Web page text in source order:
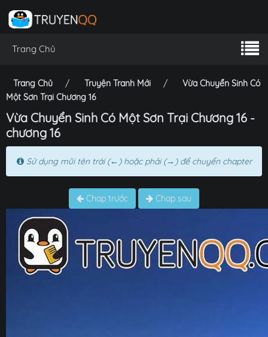
Trang Chủ
Trang Chủ Truyện Tranh Mới
Vừa Chuyển Sinh Có
Một Sơn Trại Chương 16
Vừa Chuyển Sinh Có Một Sơn Trại Chương 16 -
chương 16
Sử dụng mũi tên trái (←) hoặc phải (→) để chuyển chapter
Chap trước Chap sau